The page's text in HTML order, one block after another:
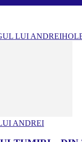
LUI ANDREI
ANDREI